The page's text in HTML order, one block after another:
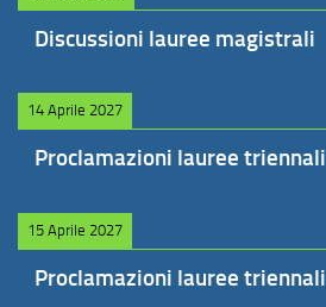
Discussioni lauree magistrali
14 Aprile 2027
Proclamazioni lauree triennali
15 Aprile 2027
Proclamazioni lauree triennali